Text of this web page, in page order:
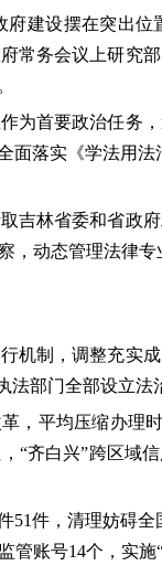
设摆在突出位
常务会议上研究
首要政治任务
落实《学法用
林省委和省政
动态管理法律
制，调整充实成
部门全部设立法
平均压缩办理
“齐白兴”跨区域
，清理妨碍全
账号14个，实